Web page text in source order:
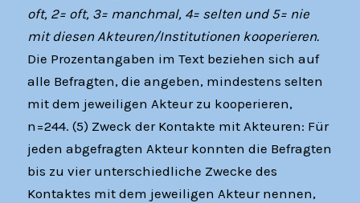
oft, 2= oft, 3= manchmal, 4= selten und 5= nie
mit diesen Akteuren/Institutionen kooperieren.
Die Prozentangaben im Text beziehen sich auf
alle Befragten, die angeben, mindestens selten
mit dem jeweiligen Akteur zu kooperieren,
n=244. (5) Zweck der Kontakte mit Akteuren: Für
jeden abgefragten Akteur konnten die Befragten
bis zu vier unterschiedliche Zwecke des
Kontaktes mit dem jeweiligen Akteur nennen,